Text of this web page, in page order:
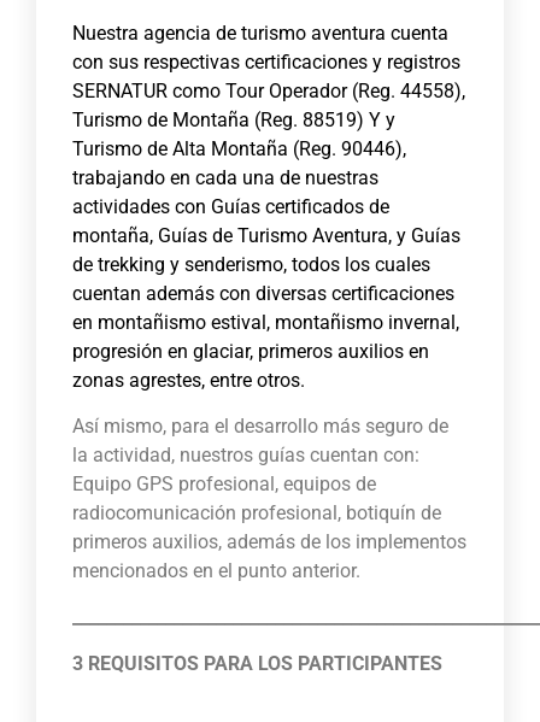
Nuestra agencia de turismo aventura cuenta
con sus respectivas certificaciones y registros
SERNATUR como Tour Operador (Reg. 44558),
Turismo de Montaña (Reg. 88519) Y y
Turismo de Alta Montaña (Reg. 90446),
trabajando en cada una de nuestras
actividades con Guías certificados de
montaña, Guías de Turismo Aventura, y Guías
de trekking y senderismo, todos los cuales
cuentan además con diversas certificaciones
en montañismo estival, montañismo invernal,
progresión en glaciar, primeros auxilios en
zonas agrestes, entre otros.
Así mismo, para el desarrollo más seguro de
la actividad, nuestros guías cuentan con:
Equipo GPS profesional, equipos de
radiocomunicación profesional, botiquín de
primeros auxilios, además de los implementos
mencionados en el punto anterior.
3 REQUISITOS PARA LOS PARTICIPANTES